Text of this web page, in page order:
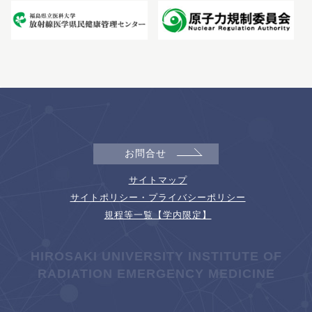
お問合せ
サイトマップ
サイトポリシー・プライバシーポリシー
規程等一覧【学内限定】
HIROSAKI UNIVERSITY INSTITUTE OF
RADIATION EMERGENCY MEDICINE